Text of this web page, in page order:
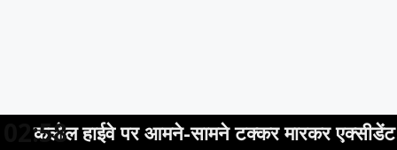
पर आमने-सामने टक्कर मारकर एक्सीडेंट करने के
02:58